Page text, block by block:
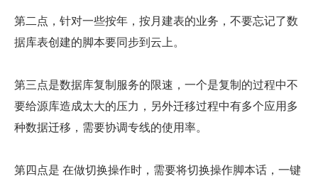
第二点，针对一些按年，按月建表的业务，不要忘记了数
据库表创建的脚本要同步到云上。
第三点是数据库复制服务的限速，一个是复制的过程中不
要给源库造成太大的压力，另外迁移过程中有多个应用多
种数据迁移，需要协调专线的使用率。
第四点是 在做切换操作时，需要将切换操作脚本话，一键